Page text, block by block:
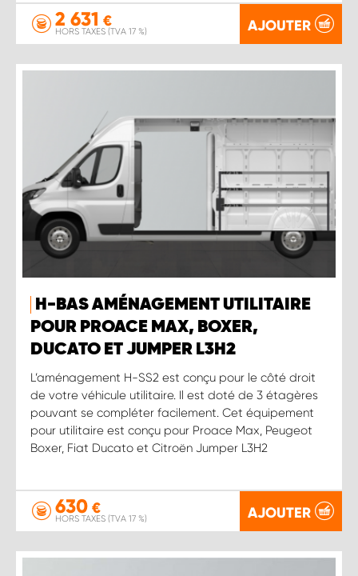
2 631 €
HORS TAXES (TVA 17 %) AJOUTER
H-BAS AMÉNAGEMENT UTILITAIRE
POUR PROACE MAX, BOXER,
DUCATO ET JUMPER L3H2
L’aménagement H-SS2 est conçu pour le côté droit
de votre véhicule utilitaire. Il est doté de 3 étagères
pouvant se compléter facilement. Cet équipement
pour utilitaire est conçu pour Proace Max, Peugeot
Boxer, Fiat Ducato et Citroën Jumper L3H2
630 €
HORS TAXES (TVA 17 %) AJOUTER